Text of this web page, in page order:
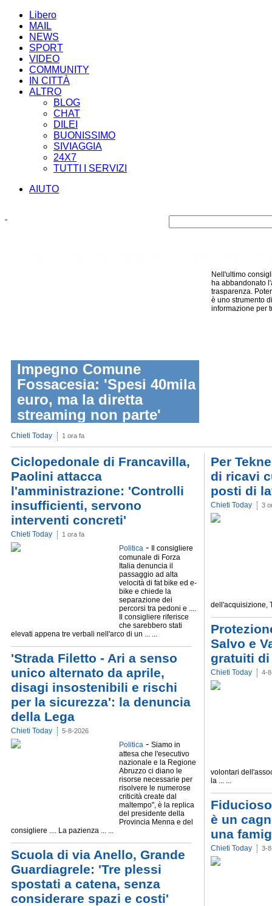
Libero
MAIL
NEWS
SPORT
VIDEO
COMMUNITY
IN CITTÀ
ALTRO
BLOG
CHAT
DILEI
BUONISSIMO
SIVIAGGIA
24X7
TUTTI I SERVIZI
AIUTO
Impegno Comune
Fossacesia: 'Spesi 40mila
euro, ma la diretta
streaming non parte'
Chieti Today 1 ora fa
Nell'ultimo
ha abbandonato
trasparenza.
è uno strumento
informazione per
Ciclopedonale di Francavilla,
Paolini attacca
l'amministrazione: 'Controlli
insufficienti, servono
interventi concreti'
Chieti Today 1 ora fa
Politica -
Il consigliere
comunale di Forza
Italia denuncia il
passaggio ad alta
velocità di fat bike ed e-
bike e chiede la
separazione dei
percorsi tra pedoni e ....
Il consigliere riferisce
che sarebbero stati
elevati appena tre verbali nell'arco di un ... ...
'Strada Filetto - Ari a senso
unico alternato da aprile,
disagi insostenibili e rischi
per la sicurezza': la denuncia
della Lega
Chieti Today 5-8-2026
Politica - Siamo in
attesa che l'esecutivo
nazionale e la Regione
Abruzzo ci diano le
risorse necessarie per
risolvere le numerose
criticità create dal
maltempo", è la replica
del presidente della
Provincia Menna e del
consigliere .... La pazienza ... ...
Scuola di via Anello, Grande
Guardiagrele: 'Tre plessi
spostati a catena, senza
considerare spazi e costi'
Per
di ricavi
posti di
Chieti Today 3
dell'acquisizione,
Salvo e
gratuiti di
Chieti Today 4-
volontari
la ... ...
è un
una
Chieti Today 3-